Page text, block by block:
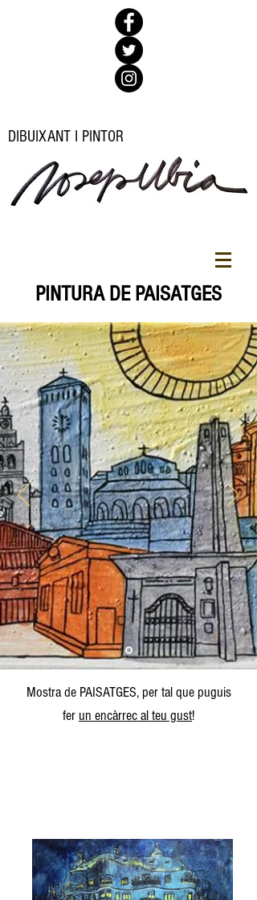
DIBUIXANT I PINTOR
PINTURA DE PAISATGES
Mostra de PAISATGES, per tal que puguis
fer un encàrrec al teu gust!